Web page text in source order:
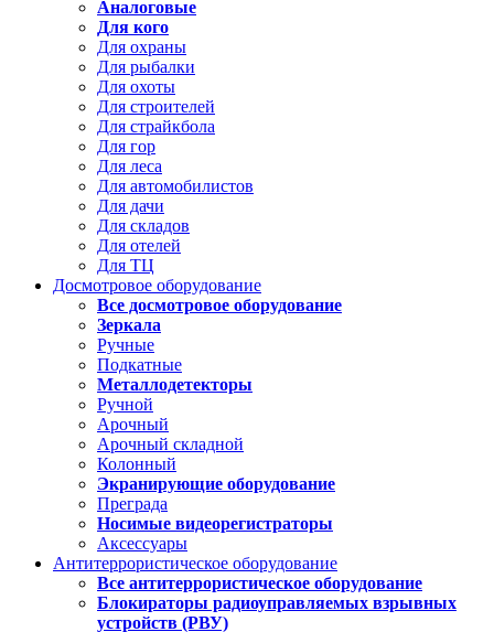
Аналоговые
Для кого
Для охраны
Для рыбалки
Для охоты
Для строителей
Для страйкбола
Для гор
Для леса
Для автомобилистов
Для дачи
Для складов
Для отелей
Для ТЦ
Досмотровое оборудование
Все досмотровое оборудование
Зеркала
Ручные
Подкатные
Металлодетекторы
Ручной
Арочный
Арочный складной
Колонный
Экранирующие оборудование
Преграда
Носимые видеорегистраторы
Аксессуары
Антитеррористическое оборудование
Все антитеррористическое оборудование
Блокираторы радиоуправляемых взрывных
устройств (РВУ)